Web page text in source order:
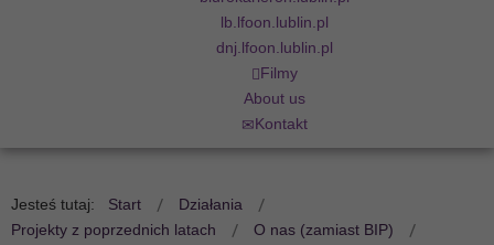
lb.lfoon.lublin.pl
dnj.lfoon.lublin.pl
Filmy
About us
Kontakt
Jesteś tutaj: Start
Działania
Projekty z poprzednich latach
O nas (zamiast BIP)